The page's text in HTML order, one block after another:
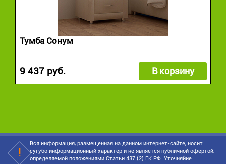
Тумба Сонум
9 437 руб. В корзину
Вся информация, размещенная на данном интернет-сайте, носит
сугубо информационный характер и не является публичной офертой,
определяемой положениями Статьи 437 (2) ГК РФ. Уточняйие